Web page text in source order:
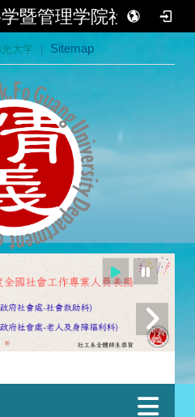
暨管理学院社会学系
大学 | Sitemap